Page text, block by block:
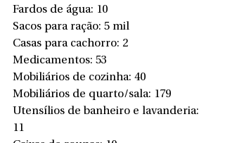
Fardos de água: 10
Sacos para ração: 5 mil
Casas para cachorro: 2
Medicamentos: 53
Mobiliários de cozinha: 40
Mobiliários de quarto/sala: 179
Utensílios de banheiro e lavanderia:
11